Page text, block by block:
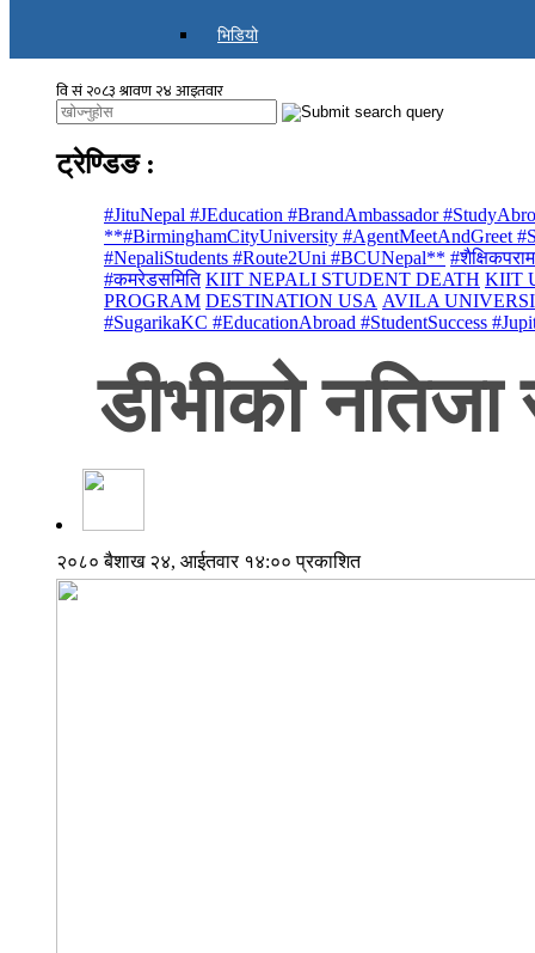
भिडियो
ट्रेण्डिङ :
#JituNepal #JEducation #BrandAmbassador
**#BirminghamCityUniversity #AgentMeetAndGreet
#NepaliStudents #Route2Uni #BCUNepal**
#कमरेडसमिति KIIT NEPALI STUDENT DEATH KIIT
PROGRAM DESTINATION USA AVILA
#SugarikaKC #EducationAbroad #StudentSuccess
डीभीको
२०८० बैशाख २४, आईतवार १४:०० प्रकाशित